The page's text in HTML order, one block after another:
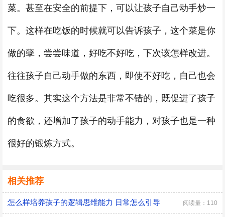
菜。甚至在安全的前提下，可以让孩子自己动手炒一
下。这样在吃饭的时候就可以告诉孩子，这个菜是你
做的孽，尝尝味道，好吃不好吃，下次该怎样改进。
往往孩子自己动手做的东西，即使不好吃，自己也会
吃很多。其实这个方法是非常不错的，既促进了孩子
的食欲，还增加了孩子的动手能力，对孩子也是一种
很好的锻炼方式。
相关推荐
怎么样培养孩子的逻辑思维能力 日常怎么引导 阅读量：110